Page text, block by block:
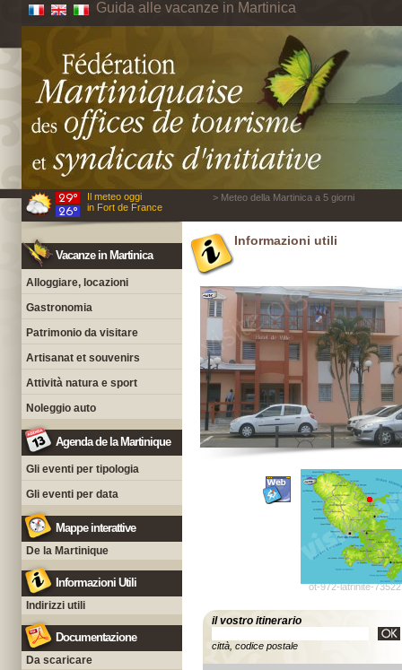
Guida alle vacanze in Martinica
Il meteo oggi
in Fort de France
> Meteo della Martinica a 5 giorni
Vacanze in Martinica
Alloggiare, locazioni
Gastronomia
Patrimonio da visitare
Artisanat et souvenirs
Attività natura e sport
Noleggio auto
Agenda de la Martinique
Gli eventi per tipologia
Gli eventi per data
Mappe interattive
De la Martinique
Informazioni Utili
Indirizzi utili
Documentazione
Da scaricare
Informazioni utili
ot-972-latrinite-
il vostro itinerario
città, codice postale